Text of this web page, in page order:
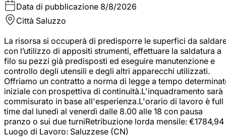
Data di pubblicazione 8/8/2026
Città Saluzzo
La risorsa si occuperà di predisporre le superfici da
con l’utilizzo di appositi strumenti, effettuare la saldatura a
filo su pezzi già predisposti ed eseguire manutenzione e
controllo degli utensili e degli altri apparecchi utilizzati.
Offriamo un contratto a norma di legge a tempo
iniziale con prospettiva di continuità.L'inquadramento sarà
commisurato in base all'esperienza.L'orario di lavoro è full
time dal lunedì al venerdì dalle 8.00 alle 18 con pausa
pranzo o sui due turniRetribuzione lorda mensile: €1784,94
Luogo di Lavoro: Saluzzese (CN)